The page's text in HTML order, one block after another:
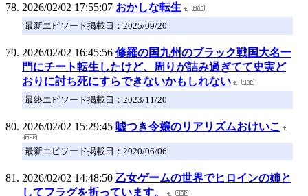
2026/02/02 17:55:07 おかしな転生
最新エピソード掲載日：2025/09/20
2026/02/02 16:45:56 修羅の国九州のブラック戦国大名一
門にチート転生したけど、周りが詰み過ぎてて史実ど
おりに討ち死にすらできないかもしれない
最終エピソード掲載日：2023/11/20
2026/02/02 15:29:45 嘘つき令嬢のリアリズムおけいこ
最新エピソード掲載日：2020/06/06
2026/02/02 14:48:50 乙女ゲームの世界でヒロインの姉と
してフラグを折っています。